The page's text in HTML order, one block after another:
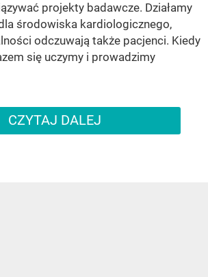
projekty badawcze. Działamy
środowiska kardiologicznego,
odczuwają także pacjenci. Kiedy
się uczymy i prowadzimy
CZYTAJ DALEJ